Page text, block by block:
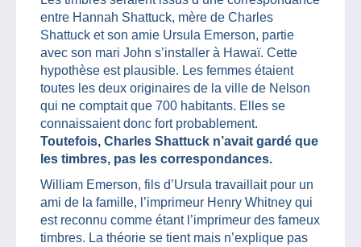
entre Hannah Shattuck, mère de Charles
Shattuck et son amie Ursula Emerson, partie
avec son mari John s’installer à Hawaï. Cette
hypothèse est plausible. Les femmes étaient
toutes les deux originaires de la ville de Nelson
qui ne comptait que 700 habitants. Elles se
connaissaient donc fort probablement.
Toutefois, Charles Shattuck n’avait gardé que
les timbres, pas les correspondances.
William Emerson, fils d’Ursula travaillait pour un
ami de la famille, l’imprimeur Henry Whitney qui
est reconnu comme étant l’imprimeur des fameux
timbres. La théorie se tient mais n’explique pas